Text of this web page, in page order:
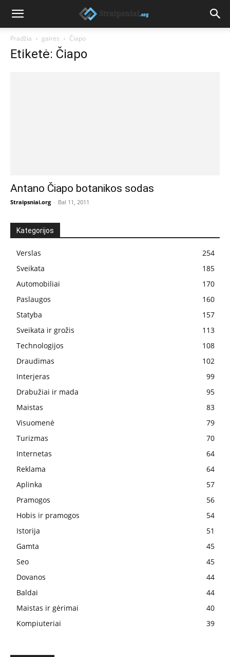
Pradžia gairės Čiapo
Etiketė: Čiapo
Antano Čiapo botanikos sodas
Straipsniai.org - Bal 11, 2011
Kategorijos
Verslas
254
Sveikata
185
Automobiliai
170
Paslaugos
160
Statyba
157
Sveikata ir grožis
113
Technologijos
108
Draudimas
102
Interjeras
99
Drabužiai ir mada
95
Maistas
83
Visuomenė
79
Turizmas
70
Internetas
64
Reklama
64
Aplinka
57
Pramogos
56
Hobis ir pramogos
54
Istorija
51
Gamta
45
Seo
45
Dovanos
44
Baldai
44
Maistas ir gėrimai
40
Kompiuteriai
39